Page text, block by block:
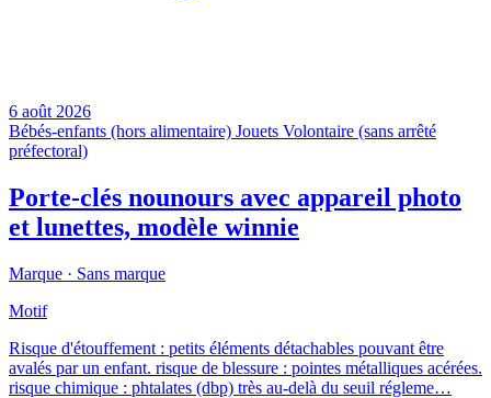
6 août 2026
Bébés-enfants (hors alimentaire) Jouets Volontaire (sans arrêté
préfectoral)
Porte-clés nounours avec appareil photo
et lunettes, modèle winnie
Marque · Sans marque
Motif
Risque d'étouffement : petits éléments détachables pouvant être
avalés par un enfant. risque de blessure : pointes métalliques acérées.
risque chimique : phtalates (dbp) très au-delà du seuil régleme…